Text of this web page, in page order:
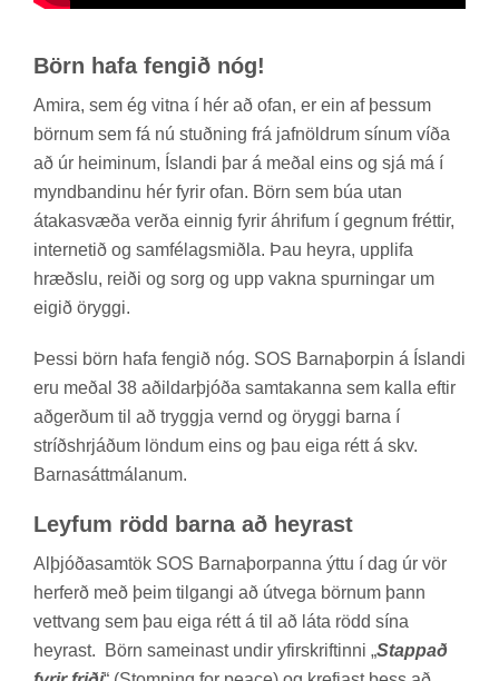
Börn hafa feng­ið nóg!
Amira, sem ég vitna í hér að ofan, er ein af þess­um
börn­um sem fá nú stuðn­ing frá jafn­öldr­um sín­um víða
að úr heim­in­um, Ís­landi þar á með­al eins og sjá má í
mynd­band­inu hér fyr­ir ofan. Börn sem búa utan
átaka­svæða verða einnig fyr­ir áhrif­um í gegn­um frétt­ir,
in­ter­net­ið og sam­fé­lags­miðla. Þau heyra, upp­lifa
hræðslu, reiði og sorg og upp vakna spurn­ing­ar um
eig­ið ör­yggi.
Þessi börn hafa feng­ið nóg. SOS Barna­þorp­in á Ís­landi
eru með­al 38 að­ild­ar­þjóða sam­tak­anna sem kalla eft­ir
að­gerð­um til að tryggja vernd og ör­yggi barna í
stríðs­hrjáð­um lönd­um eins og þau eiga rétt á skv.
Barna­sátt­mál­an­um.
Leyf­um rödd barna að heyr­ast
Al­þjóða­sam­tök SOS Barna­þorp­anna ýttu í dag úr vör
her­ferð með þeim til­gangi að út­vega börn­um þann
vett­vang sem þau eiga rétt á til að láta rödd sína
heyr­ast. Börn sam­ein­ast und­ir yf­ir­skrift­inni „Stappað